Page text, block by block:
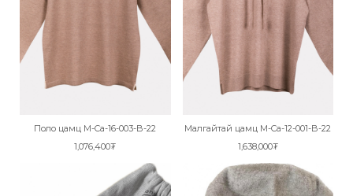
Поло цамц M-Ca-16-003-B-22
1,076,400₮
Малгайтай цамц M-Ca-12-001-B-22
1,638,000₮